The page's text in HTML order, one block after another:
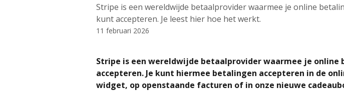
Stripe is een wereldwijde betaalprovider waarmee je online
kunt accepteren. Je leest hier hoe het werkt.
11 februari 2026
Stripe is een wereldwijde betaalprovider waarmee je online
accepteren. Je kunt hiermee betalingen accepteren in de
widget, op openstaande facturen of in onze nieuwe